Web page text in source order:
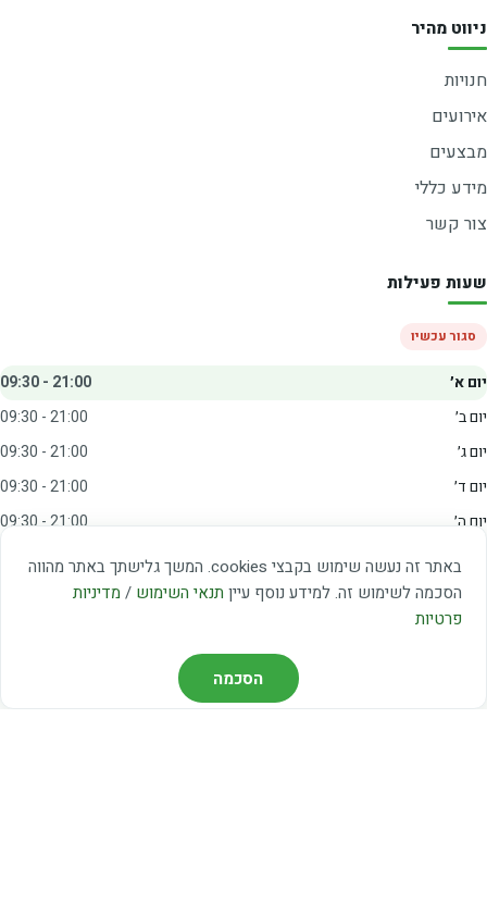
באתר זה נעשה שימוש בקבצי cookies. המשך גלישתך באתר מהווה
הסכמה לשימוש זה. למידע נוסף עיין תנאי השימוש / מדיניות
פרטיות
הסכמה
ניווט מהיר
חנויות
אירועים
מבצעים
מידע כללי
צור קשר
שעות פעילות
סגור עכשיו
יום א׳
09:30 - 21:00
יום ב׳
09:30 - 21:00
יום ג׳
09:30 - 21:00
יום ד׳
09:30 - 21:00
יום ה׳
09:30 - 21:00
09:00 - 15:00
שבת
20:00 - 23:00